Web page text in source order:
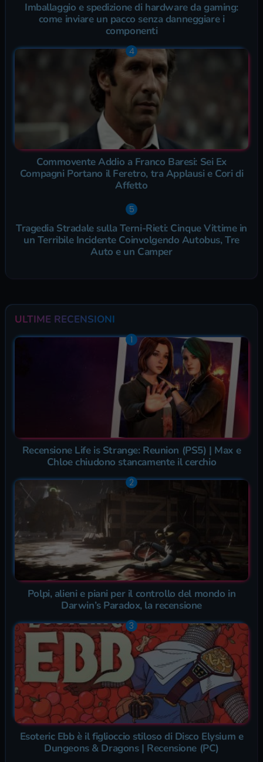
Imballaggio e spedizione di hardware da gaming:
come inviare un pacco senza danneggiare i
componenti
Commovente Addio a Franco Baresi: Sei Ex
Compagni Portano il Feretro, tra Applausi e Cori di
Affetto
Tragedia Stradale sulla Terni-Rieti: Cinque Vittime in
un Terribile Incidente Coinvolgendo Autobus, Tre
Auto e un Camper
ULTIME RECENSIONI
Recensione Life is Strange: Reunion (PS5) | Max e
Chloe chiudono stancamente il cerchio
Polpi, alieni e piani per il controllo del mondo in
Darwin’s Paradox, la recensione
Esoteric Ebb è il figlioccio stiloso di Disco Elysium e
Dungeons & Dragons | Recensione (PC)